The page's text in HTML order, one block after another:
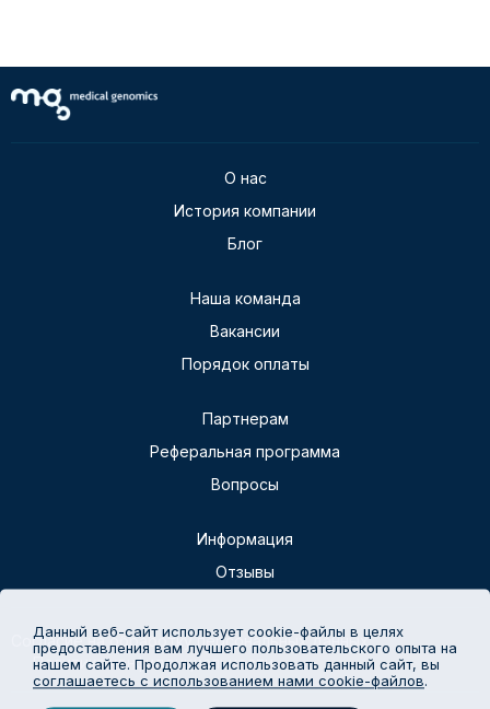
О нас
История компании
Блог
Наша команда
Вакансии
Порядок оплаты
Партнерам
Реферальная программа
Вопросы
Информация
Отзывы
Согласие на обработку персональных данных
Политика конфиденциальности
Данный веб-сайт использует cookie-файлы в целях
предоставления вам лучшего пользовательского опыта на
нашем сайте. Продолжая использовать данный сайт, вы
соглашаетесь с использованием нами cookie-файлов.